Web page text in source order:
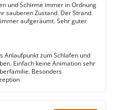
und Schirme immer in Ordnung
sauberen Zustand. Der Strand
aufgeräumt. Sehr guter
Anlaufpunkt zum Schlafen und
Einfach keine Animation sehr
Besonders